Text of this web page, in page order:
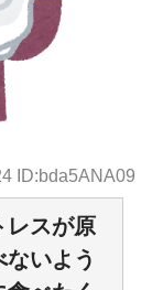
ID:bda5ANA09
レスが原
いよう